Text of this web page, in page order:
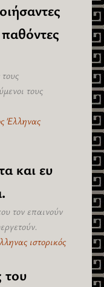
τους
Έλληνας
και ευ
τον επαινούν
ιστορικός
του